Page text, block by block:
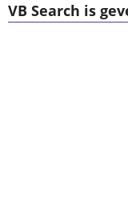
VB Search is